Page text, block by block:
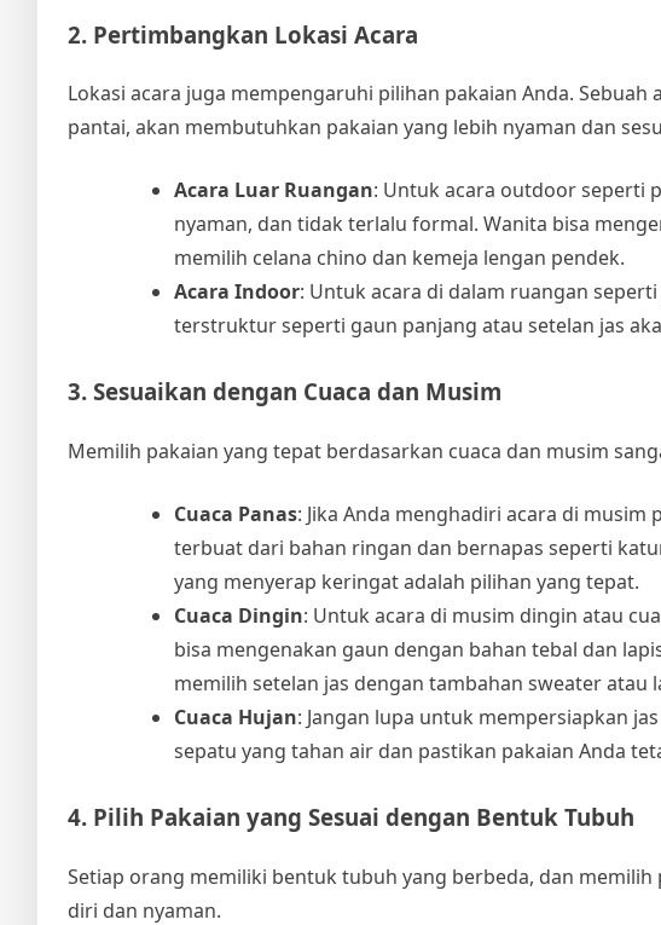
2. Pertimbangkan Lokasi Acara
Lokasi acara juga mempengaruhi pilihan pakaian Anda.
pantai, akan membutuhkan pakaian yang lebih nyaman dan
Acara Luar Ruangan: Untuk acara outdoor seperti
nyaman, dan tidak terlalu formal. Wanita bisa
memilih celana chino dan kemeja lengan pendek.
Acara Indoor: Untuk acara di dalam ruangan
terstruktur seperti gaun panjang atau setelan jas
3. Sesuaikan dengan Cuaca dan Musim
Memilih pakaian yang tepat berdasarkan cuaca dan musim
Cuaca Panas: Jika Anda menghadiri acara di musim
terbuat dari bahan ringan dan bernapas seperti
yang menyerap keringat adalah pilihan yang tepat.
Cuaca Dingin: Untuk acara di musim dingin atau
bisa mengenakan gaun dengan bahan tebal dan
memilih setelan jas dengan tambahan sweater atau
Cuaca Hujan: Jangan lupa untuk mempersiapkan
sepatu yang tahan air dan pastikan pakaian Anda
4. Pilih Pakaian yang Sesuai dengan Bentuk Tubuh
Setiap orang memiliki bentuk tubuh yang berbeda, dan
diri dan nyaman.